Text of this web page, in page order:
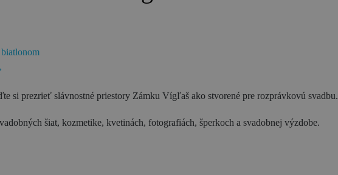
si prezrieť slávnostné priestory Zámku Vígľaš ako stvorené pre rozprávkovú svadbu.
šiat, kozmetike, kvetinách, fotografiách, šperkoch a svadobnej výzdobe.